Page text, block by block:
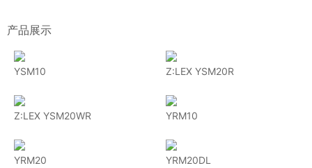
产品展示
YSM10 Z:LEX YSM20R
Z:LEX YSM20WR YRM10
YRM20 YRM20DL